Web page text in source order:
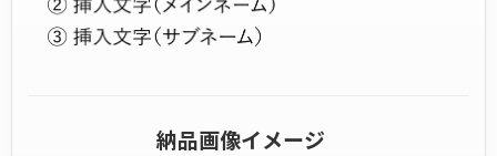
納品画像イメージ